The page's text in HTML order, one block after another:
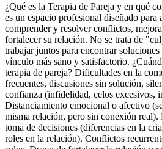
¿Qué es la Terapia de Pareja y en qué
es un espacio profesional diseñado para
comprender y resolver conflictos,
fortalecer su relación. No se trata de
trabajar juntos para encontrar
vínculo más sano y satisfactorio.
terapia de pareja? Dificultades en la
frecuentes, discusiones sin solución,
confianza (infidelidad, celos excesivos,
Distanciamiento emocional o afectivo
misma relación, pero sin conexión
toma de decisiones (diferencias en la
roles en la relación). Conflictos